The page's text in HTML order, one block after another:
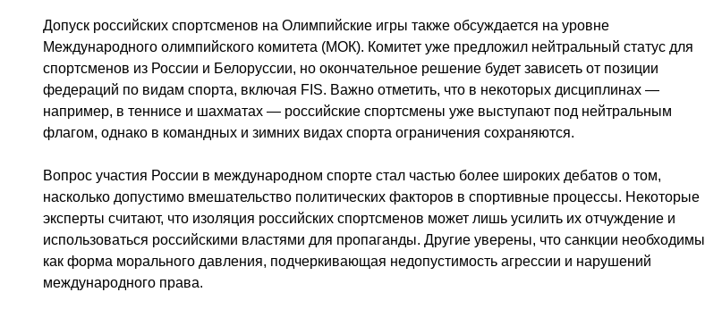
Допуск российских спортсменов на Олимпийские игры также обсуждается на уровне
Международного олимпийского комитета (МОК). Комитет уже предложил нейтральный статус для
спортсменов из России и Белоруссии, но окончательное решение будет зависеть от позиции
федераций по видам спорта, включая FIS. Важно отметить, что в некоторых дисциплинах —
например, в теннисе и шахматах — российские спортсмены уже выступают под нейтральным
флагом, однако в командных и зимних видах спорта ограничения сохраняются.
Вопрос участия России в международном спорте стал частью более широких дебатов о том,
насколько допустимо вмешательство политических факторов в спортивные процессы. Некоторые
эксперты считают, что изоляция российских спортсменов может лишь усилить их отчуждение и
использоваться российскими властями для пропаганды. Другие уверены, что санкции необходимы
как форма морального давления, подчеркивающая недопустимость агрессии и нарушений
международного права.